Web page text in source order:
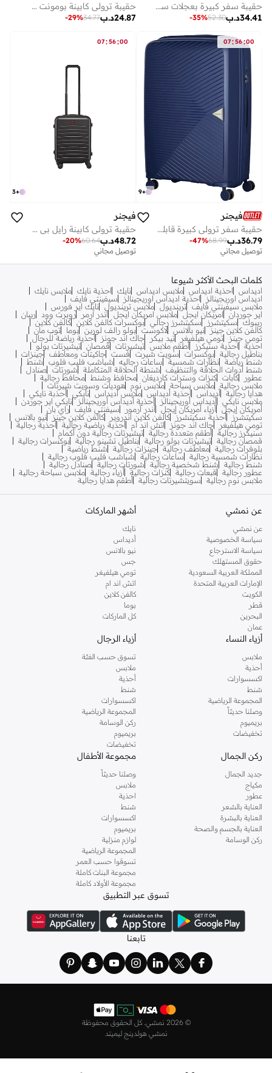
حقيبة سفر كبيرة بعجلات سوداء قابلة للتوسيع 77 سم
د.ب34.41
52.30
-35%
حقيبة ترولي كابينة بومونت لايت قابلة للتوسيع 57 سم سوداء
د.ب24.87
34.77
-29%
07:56:00
+
9
فيجنر
حقيبة سفر ترولي كبيرة قابلة للتوسيع سم زرقاء
د.ب36.79
68.99
-47%
توصيل مجاني
07:56:00
+
3
فيجنر
حقيبة ترولي كابينة رايل بي سي صلبة سم سوداء
د.ب48.72
60.64
-20%
توصيل مجاني
كلمات البحث الأكثر شيوعا
اديداس احذية اديداس ملابس اديداس نايك احذية نايك ملابس نايك
اديداس اوريجينالز
احذية اديداس اوريجينالز
سيفينتي فايف
ملابس سيفينتي فايف ترينديول ملابس ترينديول نايك اير فورس
اير جوردان
امريكان ايجل ملابس امريكان ايجل اندر ارمر روبرت وود
ريبان
ريبوك
سكيتشرز سكيتشرز رجالي بوكسرات كالفن كلاين كالفن كلاين
كالفن كلاين جينز نيو بالانس لاكوست بولو رالف لورين بوما
توب مان
تومي جينز تومي هيلفيغر تيد بيكر جاك اند جونز
أحذية رياضة للرجال
احذية
احذية سنيكرز أطقم ملابس تيشيرتات قمصان تيشيرتات بولو
بناطيل رجالية بوكسرات سويت شيرت فست جاكيتات ومعاطف جينزات
شنط رياضة نظارات شمسية ساعات رجاليه شباشب فليب فلوب
شنط
شنط أدوات الحلاقة والتنظيف
شنطة الحلاقة المتكاملة شورتات صنادل
عطور
كابات كنزات وسترات كارديغان محافظ وشنط محافظ رجالية
ملابس رجالية ملابس سباحة ملابس نوم هوديات وسويت شيرتات
هدايا رجالية أديداس أحذية أديداس ملابس أديداس نايكي أحذبة نايكي
ملابس نايكي أديداس أوريجينالز أحذية أديداس أوريجينالز
نايكي اير جوردن
أمريكان إيجل أزياء أمريكان إيجل أندر آرمور سيفنتي فايف راي بان
سكيتشرز
أحذية سكيتشرز كالفن كلاين اندروير كالفن كلاين جينز
نيو بالانس
تومي هيلفيغر
جاك اند جونز اتش اند ام أحذية رياضية رجالية أحذية رجالية
سنيكرز رجالية أطقم متعددة رجالية تيشيرتات رجالية دون أكمام
قمصان رجالية تيشيرتات بولو رجالية بناطيل تشينو رجالية بوكسرات رجالية
بلوفرات رجالية معاطف رجالية جينزات رجالية
شنط رياضية
نظارات شمسية رجالية
ساعات رجالية
شباشب فليب فلوب رجالية
شنط رجالية
شنط شخصية رجالية شورتات رجالية صنادل رجالية
عطور رجالية
قبعات رجالية كنزات رجالية أزياء رجالية ملابس سباحة رجالية
ملابس نوم رجالية
سويتشيرتات رجالية أطقم هدايا رجالية
عن نمشي
عن نمشي
سياسة الخصوصية
سياسة الاسترجاع
حقوق المستهلك
المملكة العربية السعودية
الإمارات العربية المتحدة
الكويت
قطر
البحرين
عمان
أشهر الماركات
نايك
أديداس
نيو بالانس
جس
تومي هيلفيغر
اتش اند ام
كالفن كلاين
بوما
كل الماركات
أزياء النساء
ملابس
أحذية
اكسسوارات
شنط
المجموعة الرياضية
وصلنا حديثاً
بريميوم
تخفيضات
أزياء الرجال
تسوق حسب الفئة
ملابس
أحذية
شنط
اكسسوارات
المجموعة الرياضية
ركن الوسامة
بريميوم
تخفيضات
ركن الجمال
جديد الجمال
مكياج
عطور
العناية بالشعر
العناية بالبشرة
العناية بالجسم والصحة
ركن الوسامة
مجموعة الأطفال
وصلنا حديثاً
ملابس
احذية
شنط
اكسسوارات
بريميوم
لوازم منزلية
المجموعة الرياضية
تسوقوا حسب العمر
مجموعة البنات كاملة
مجموعة الأولاد كاملة
تسوق عبر التطبيق
تابعنا
© 2026 نمشي. كل الحقوق محفوظة
نمشي هولدينج ليميتد